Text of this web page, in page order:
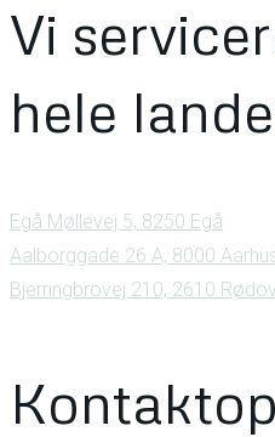
Vi
hele
Egå Møllevej 5, 8250 Egå
Aalborggade 26 A, 8000
Bjerringbrovej 210, 2610